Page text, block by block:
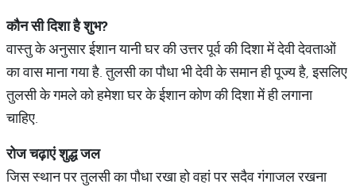
कौनसीदिशाहैशुभ?
वास्तु के अनुसार ईशान यानी घर की उत्तर पूर्व की दिशा में देवी देवताओं
का वास माना गया है. तुलसी का पौधा भी देवी के समान ही पूज्य है, इसलिए
तुलसी के गमले को हमेशा घर के ईशान कोण की दिशा में ही लगाना
चाहिए.
रोजचढ़ाएंशुद्धजल
जिस स्थान पर तुलसी का पौधा रखा हो वहां पर सदैव गंगाजल रखना